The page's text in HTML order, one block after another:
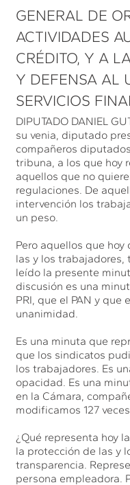
GENERAL DE
ACTIVIDADES
CRÉDITO, Y A
Y DEFENSA AL
SERVICIOS
DIPUTADO DANIEL
su venia, diputado
compañeros
tribuna, a los que hoy
aquellos que no
regulaciones. De
intervención los
un peso.
Pero aquellos que
las y los trabajadores,
leído la presente
discusión es una
PRI, que el PAN y que
unanimidad.
Es una minuta que
que los sindicatos
los trabajadores. Es
opacidad. Es una
en la Cámara,
modificamos 127
¿Qué representa hoy
la protección de las y
transparencia.
persona empleadora.